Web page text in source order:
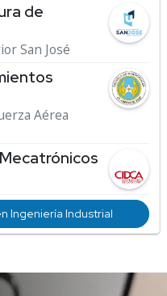
de
San José
Aérea
Ingeniería Industrial